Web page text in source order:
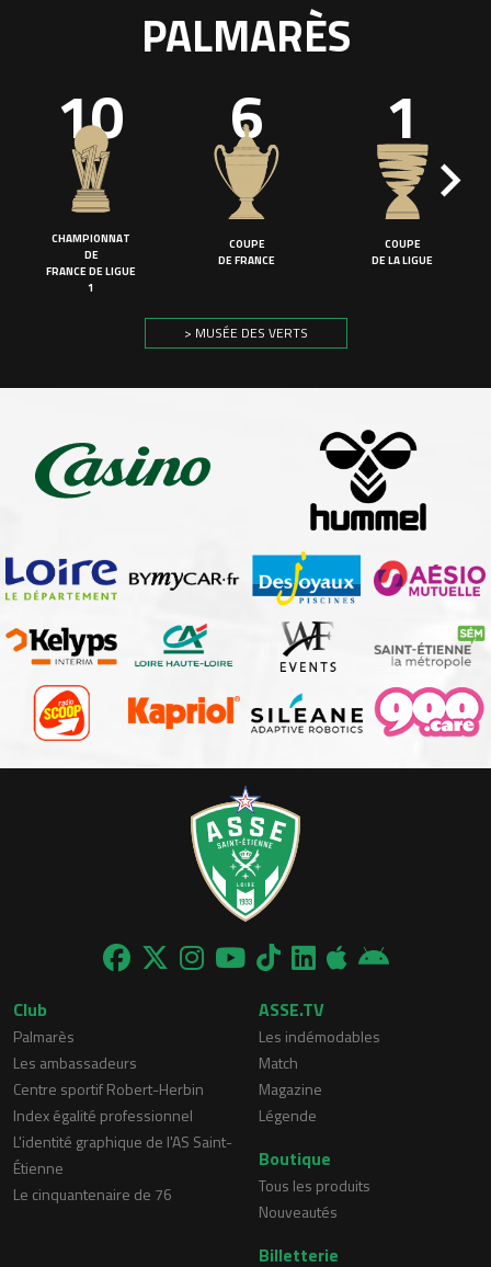
PALMARÈS
10
CHAMPIONNAT
DE
FRANCE DE LIGUE
1
6
COUPE
DE FRANCE
1
COUPE
DE LA LIGUE
> MUSÉE DES VERTS
Club
Palmarès
Les ambassadeurs
Centre sportif Robert-Herbin
Index égalité professionnel
L'identité graphique de l'AS Saint-
Étienne
Le cinquantenaire de 76
ASSE.TV
Les indémodables
Match
Magazine
Légende
Boutique
Tous les produits
Nouveautés
Billetterie